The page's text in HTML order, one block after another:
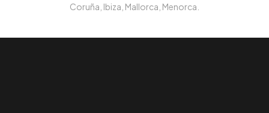
Coruña, Ibiza, Mallorca, Menorca.